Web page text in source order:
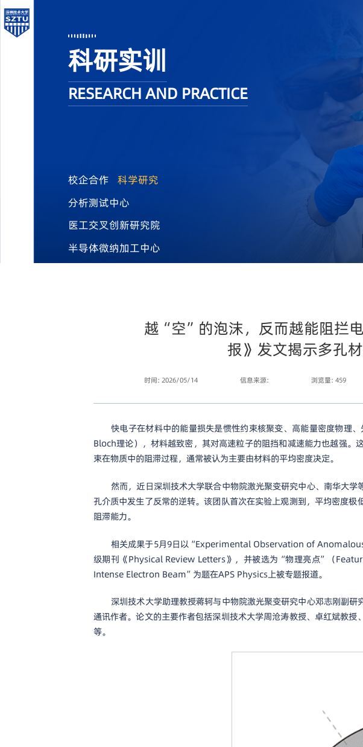
科研实训
RESEARCH AND PRACTICE
校企合作
科学研究
分析测试中心
医工交叉创新研究院
半导体微纳加工中心
越“空”的泡沫，反而越能阻拦
报》发文揭示多孔
时间: 2026/05/14 信息来源: 浏览量:459
快电子在材料中的能量损失是惯性约束核聚变、高能量密度物理
Bloch理论），材料越致密，其对高速粒子的阻挡和减速能力也越强
束在物质中的阻滞过程，通常被认为主要由材料的平均密度决定。
然而，近日深圳技术大学联合中物院激光聚变研究中心、南华大
孔介质中发生了反常的逆转。该团队首次在实验上观测到，平均密度
阻滞能力。
相关成果于5月9日以“Experimental Observation of
级期刊《Physical Review Letters》，并被选为“物理亮点”（
Intense Electron Beam”为题在APS Physics上被专题报道。
深圳技术大学助理教授蒋轲与中物院激光聚变研究中心邓志刚副
通讯作者。论文的主要作者包括深圳技术大学周沧涛教授、卓红斌教
等。